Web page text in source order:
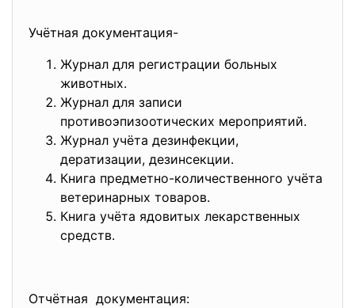
Учётная документация-
Журнал для регистрации больных
животных.
Журнал для записи
противоэпизоотических мероприятий.
Журнал учёта дезинфекции,
дератизации, дезинсекции.
Книга предметно-количественного учёта
ветеринарных товаров.
Книга учёта ядовитых лекарственных
средств.
Отчётная документация: